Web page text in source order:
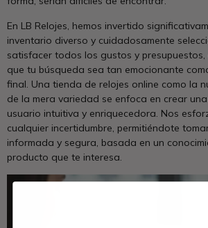
En LB Relojes, hemos invertido
inventario diverso y cuidadosamente
satisfacer todos los gustos y
que tu búsqueda sea tan emocionante
final. Una tienda de relojes online como la
de la mera variedad se enfoca en crear
usuario intuitiva y enriquecedora. Nos
cualquier incertidumbre, permitiéndote
informada y segura, basada en un
producto que te interesa.